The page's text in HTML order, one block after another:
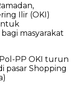
Ilir (OKI)
masyarakat